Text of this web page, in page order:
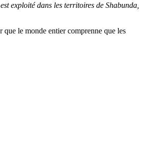
exploité dans les territoires de Shabunda,
le monde entier comprenne que les